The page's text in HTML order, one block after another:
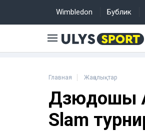
Wimbledon Бублик
Главная Жаңалықтар
Дзюдошы
Slam